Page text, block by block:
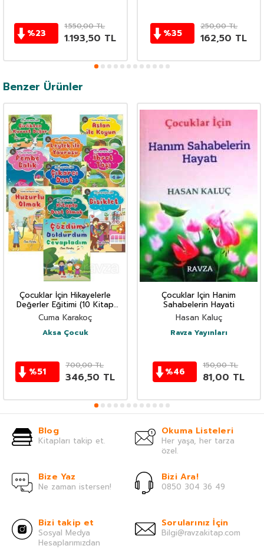
%23
1.550,00TL
1.193,50 TL %35
250,00TL
162,50 TL
Benzer Ürünler
Çocuklar İçin Hikayelerle
Değerler Eğitimi (10 Kitap
Takım)
Cuma Karakoç
Aksa Çocuk
%51
700,00TL
346,50 TL
Çocuklar Için Hanim
Sahabelerin Hayati
Hasan Kaluç
Ravza Yayınları
%46
150,00TL
81,00 TL
Blog
Kitapları takip et.
Okuma Listeleri
Her yaşa, her tarza
özel.
Bize Yaz
Ne zaman istersen!
Bizi Ara!
0850 304 36 49
Bizi takip et
Sosyal Medya
Hesaplarımızdan
Sorularınız İçin
Bilgi@ravzakitap.com